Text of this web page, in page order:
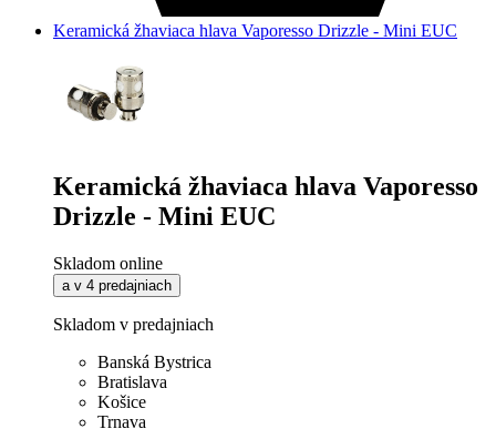
Keramická žhaviaca hlava Vaporesso Drizzle - Mini EUC
Keramická žhaviaca hlava Vaporesso
Drizzle - Mini EUC
Skladom online
a v 4 predajniach
Skladom v predajniach
Banská Bystrica
Bratislava
Košice
Trnava